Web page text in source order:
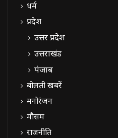
धर्म
प्रदेश
उत्तर प्रदेश
उत्तराखंड
पंजाब
बोलती खबरें
मनोरंजन
मौसम
राजनीति